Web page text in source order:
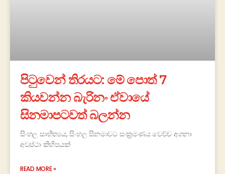
පිටුවෙන් තිරයට: මේ පොත් 7
කියවන්න බැරිනං ඒවායේ
සිනමාපටවත් බලන්න
සිංහල සාහිත්‍යය, සිංහල සිනමාවට සංක්‍රමණය වෙච්ච අගනා
අවස්ථා කිහිපයක්
READ MORE »